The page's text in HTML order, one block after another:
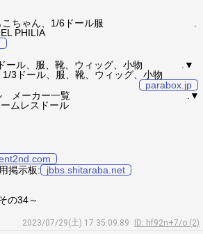
：もこちゃん、1/6ドール服 .
PHILIA
ドール、服、靴、ウィッグ、小物 .▼
3ドール、服、靴、ウィッグ、小物
parabox.jp
トドール メーカー一覧 .▼
ムレスドール
掲示板:
jbbs.shitaraba.net
の34～
2023/07/29(土) 17:35:09.89
ID: hf92n+7/o (2)